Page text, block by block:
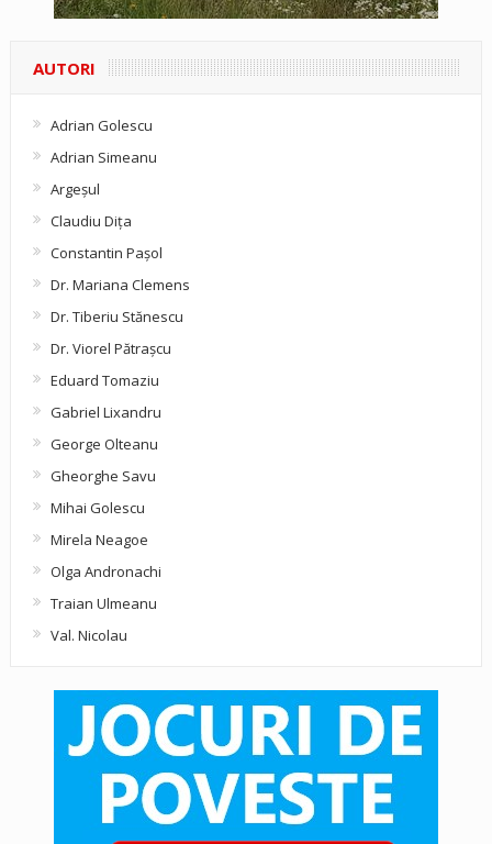
AUTORI
Adrian Golescu
Adrian Simeanu
Argeşul
Claudiu Diţa
Constantin Pașol
Dr. Mariana Clemens
Dr. Tiberiu Stănescu
Dr. Viorel Pătraşcu
Eduard Tomaziu
Gabriel Lixandru
George Olteanu
Gheorghe Savu
Mihai Golescu
Mirela Neagoe
Olga Andronachi
Traian Ulmeanu
Val. Nicolau